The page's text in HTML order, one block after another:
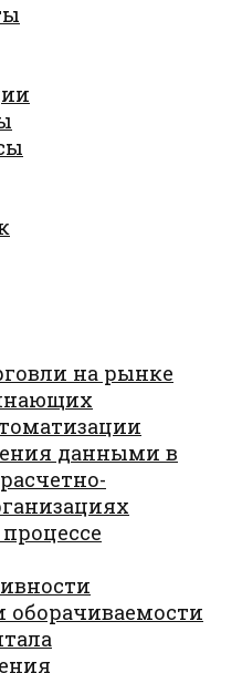
на рынке
данными в
оборачиваемости